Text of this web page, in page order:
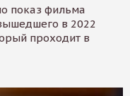
показ фильма
в 2022
проходит в